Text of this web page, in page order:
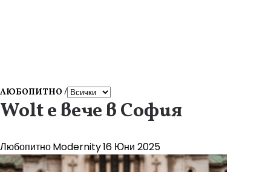
ЛЮБОПИТНО /
Wolt е вече в София
ЛюбопитноModernity16 Юни 2025